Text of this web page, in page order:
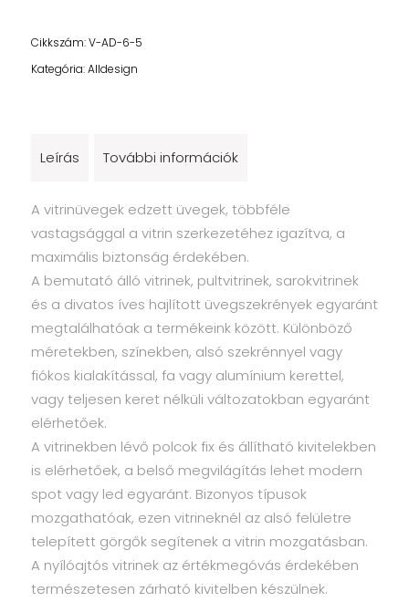
Cikkszám:V-AD-6-5
Kategória:Alldesign
Leírás További információk
A vitrinüvegek edzett üvegek, többféle
vastagsággal a vitrin szerkezetéhez igazítva, a
maximális biztonság érdekében.
A bemutató álló vitrinek, pultvitrinek, sarokvitrinek
és a divatos íves hajlított üvegszekrények egyaránt
megtalálhatóak a termékeink között. Különböző
méretekben, színekben, alsó szekrénnyel vagy
fiókos kialakítással, fa vagy alumínium kerettel,
vagy teljesen keret nélküli változatokban egyaránt
elérhetőek.
A vitrinekben lévő polcok fix és állítható kivitelekben
is elérhetőek, a belső megvilágítás lehet modern
spot vagy led egyaránt. Bizonyos típusok
mozgathatóak, ezen vitrineknél az alsó felületre
telepített görgők segítenek a vitrin mozgatásban.
A nyílóajtós vitrinek az értékmegóvás érdekében
természetesen zárható kivitelben készülnek.